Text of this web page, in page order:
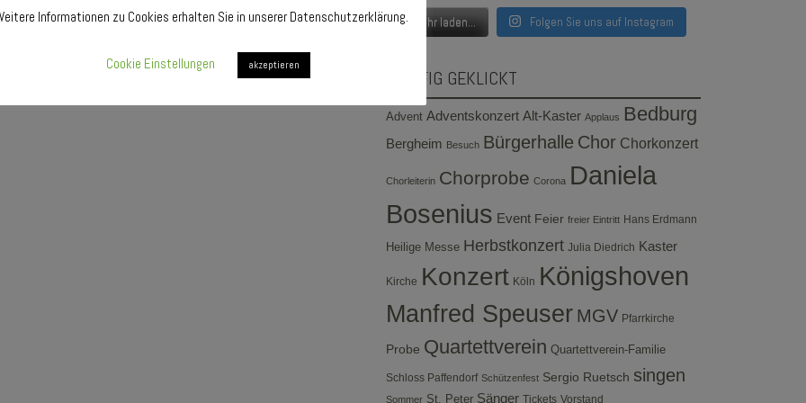
Mehr laden... Folgen Sie uns auf Instagram
HÄUFIG GEKLICKT
Advent Adventskonzert Alt-Kaster Applaus Bedburg
Bergheim Besuch Bürgerhalle Chor Chorkonzert
Chorleiterin Chorprobe Corona Daniela
Bosenius Event Feier freier Eintritt Hans Erdmann
Heilige Messe Herbstkonzert Julia Diedrich Kaster
Kirche Konzert Köln Königshoven
Manfred Speuser MGV Pfarrkirche
Probe Quartettverein Quartettverein-Familie
Schloss Paffendorf Schützenfest Sergio Ruetsch singen
Sommer St. Peter Sänger Tickets Vorstand
Informationen zu Cookies erhalten Sie in unserer Datenschutzerklärung.
Cookie Einstellungen akzeptieren